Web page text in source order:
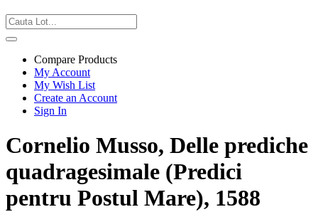
Compare Products
My Account
My Wish List
Create an Account
Sign In
Cornelio Musso, Delle prediche
quadragesimale (Predici
pentru Postul Mare), 1588